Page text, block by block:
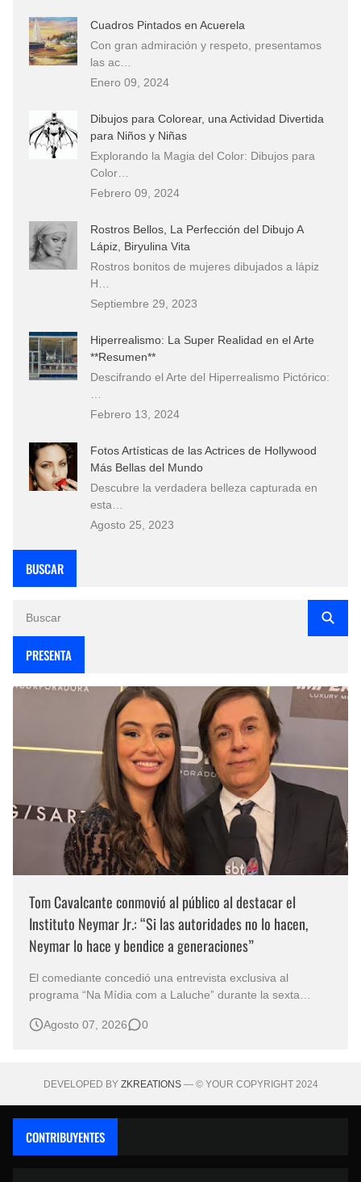
Cuadros Pintados en Acuerela
Con gran admiración y respeto, presentamos
las ac…
Enero 09, 2024
Dibujos para Colorear, una Actividad Divertida
para Niños y Niñas
Explorando la Magia del Color: Dibujos para
Color…
Febrero 09, 2024
Rostros Bellos, La Perfección del Dibujo A
Lápiz, Biryulina Vita
Rostros bonitos de mujeres dibujados a lápiz
H…
Septiembre 29, 2023
Hiperrealismo: La Super Realidad en el Arte
**Resumen**
Descifrando el Arte del Hiperrealismo Pictórico:
Febrero 13, 2024
Fotos Artísticas de las Actrices de Hollywood
Más Bellas del Mundo
Descubre la verdadera belleza capturada en
esta…
Agosto 25, 2023
BUSCAR
PRESENTA
Tom Cavalcante conmovió al público al destacar el
Instituto Neymar Jr.: “Si las autoridades no lo hacen,
Neymar lo hace y bendice a generaciones”
El comediante concedió una entrevista exclusiva al
programa “Na Mídia com a Laluche” durante la sexta
eventos benéficos más importantes de Brasil. En medio del
Agosto 07, 2026 0
DEVELOPED BY ZKREATIONS— © YOUR COPYRIGHT 2024
CONTRIBUYENTES